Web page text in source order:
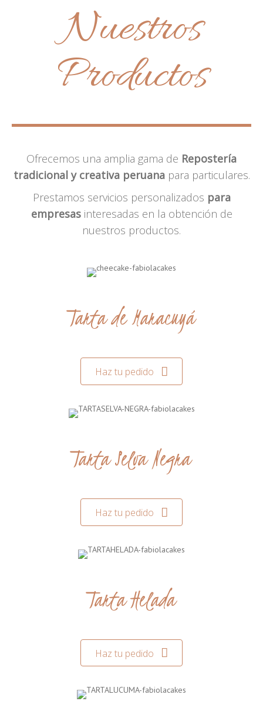
Nuestros
Productos
Ofrecemos una amplia gama de Repostería
tradicional y creativa peruanapara particulares.
Prestamos servicios personalizados para
empresasinteresadas en la obtención de
nuestros productos.
Tarta de Maracuyá
Haz tu pedido
Tarta Selva Negra
Haz tu pedido
Tarta Helada
Haz tu pedido